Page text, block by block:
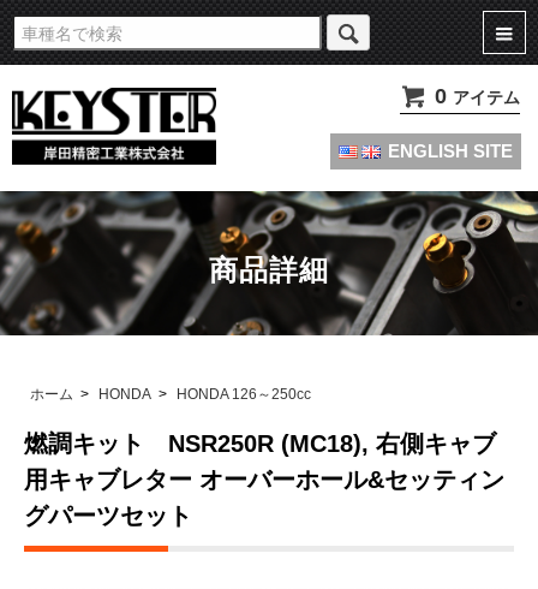
旧車・名車・絶版車キャブレターのオーバーホールやセッティングパーツは
KEYSTERの燃調キット
0 アイテム
ENGLISH SITE
商品詳細
ホーム > HONDA > HONDA 126～250cc
燃調キット NSR250R (MC18), 右側キャブ
用キャブレター オーバーホール&セッティン
グパーツセット